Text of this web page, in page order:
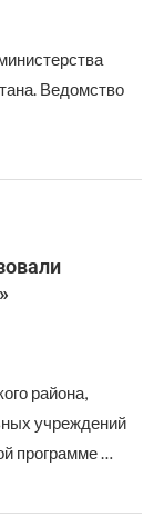
Ведомство
района,
учреждений
программе …